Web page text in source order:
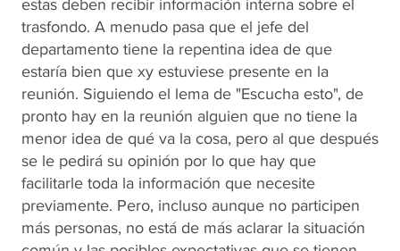
trasfondo. A menudo pasa que el jefe del
departamento tiene la repentina idea de que
estaría bien que xy estuviese presente en la
reunión. Siguiendo el lema de "Escucha esto", de
pronto hay en la reunión alguien que no tiene la
menor idea de qué va la cosa, pero al que después
se le pedirá su opinión por lo que hay que
facilitarle toda la información que necesite
previamente. Pero, incluso aunque no participen
más personas, no está de más aclarar la situación